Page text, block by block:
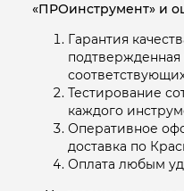
«ПРОинструмент» и
Гарантия
Тестирование
каждого
Оперативное
доставка по
Оплата любым